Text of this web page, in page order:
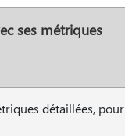
ses métriques
détaillées, pour